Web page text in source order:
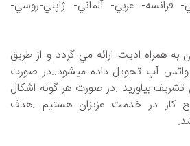
فرانسه- عربي- آلماني- ژاپني-روسي-
همراه اديت ارائه مي گردد و از طريق
واتس آپ تحويل داده ميشود..در صورت
بياوريد .در صورت هر گونه اشکال
کار در خدمت عزيزان هستيم .هدف